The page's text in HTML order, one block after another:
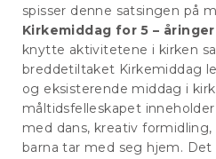
spisser denne satsingen på
Kirkemiddag for 5 – åringer
knytte aktivitetene i kirken
breddetiltaket Kirkemiddag
og eksisterende middag i
måltidsfelleskapet
med dans, kreativ
barna tar med seg hjem. Det